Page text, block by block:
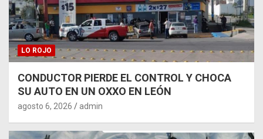
LO ROJO
CONDUCTOR PIERDE EL CONTROL Y CHOCA
SU AUTO EN UN OXXO EN LEÓN
agosto 6, 2026 admin